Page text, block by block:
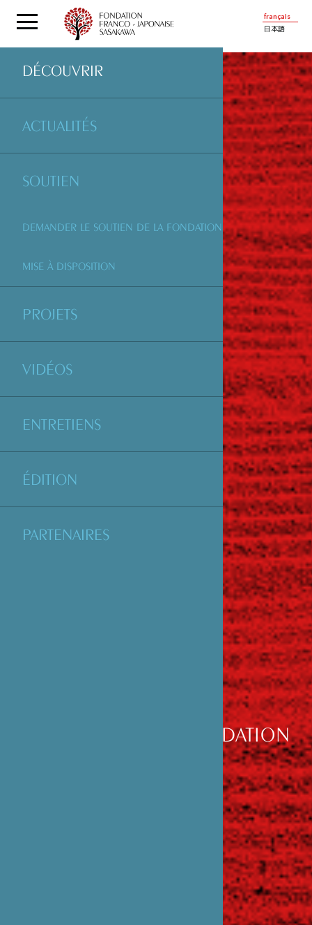
français
日本語
DÉCOUVRIR
ACTUALITÉS
SOUTIEN
DEMANDER LE SOUTIEN DE LA FONDATION
MISE À DISPOSITION
PROJETS
VIDÉOS
ENTRETIENS
ÉDITION
PARTENAIRES
LA FONDATION